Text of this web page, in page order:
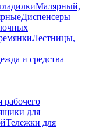
Малярный,
Диспенсеры
Лестницы,
и средства
рабочего
для
Тележки для